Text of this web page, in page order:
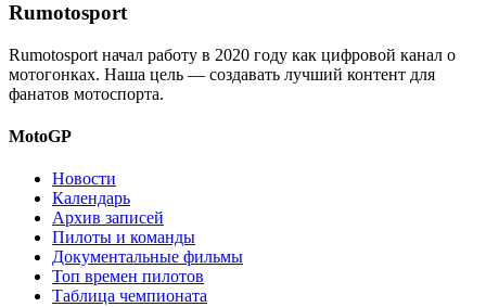
Rumotosport
Rumotosport начал работу в 2020 году как цифровой канал о
мотогонках. Наша цель — создавать лучший контент для
фанатов мотоспорта.
MotoGP
Новости
Календарь
Архив записей
Пилоты и команды
Документальные фильмы
Топ времен пилотов
Таблица чемпионата